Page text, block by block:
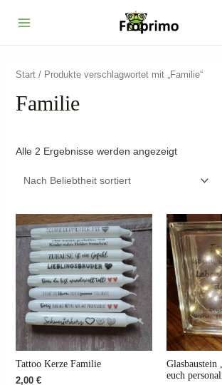
Inhalt
Start/ Produkte verschlagwortet mit „Familie“
Familie
Alle 2 Ergebnisse werden angezeigtNach
Tattoo Kerze Familie
2,00 €
Glasbaustein
euch